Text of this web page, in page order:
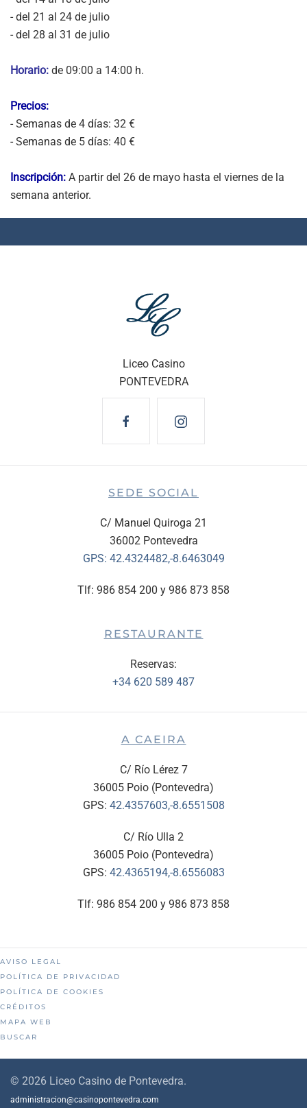
- del 21 al 24 de julio
- del 28 al 31 de julio
Horario: de 09:00 a 14:00 h.
Precios:
- Semanas de 4 días: 32 €
- Semanas de 5 días: 40 €
Inscripción: A partir del 26 de mayo hasta el viernes de la
semana anterior.
Liceo Casino
PONTEVEDRA
SEDE SOCIAL
C/ Manuel Quiroga 21
36002 Pontevedra
GPS: 42.4324482,-8.6463049
Tlf: 986 854 200 y 986 873 858
RESTAURANTE
Reservas:
+34 620 589 487
A CAEIRA
C/ Río Lérez 7
36005 Poio (Pontevedra)
GPS: 42.4357603,-8.6551508
C/ Río Ulla 2
36005 Poio (Pontevedra)
GPS: 42.4365194,-8.6556083
Tlf: 986 854 200 y 986 873 858
AVISO LEGAL
POLÍTICA DE PRIVACIDAD
POLÍTICA DE COOKIES
CRÉDITOS
MAPA WEB
BUSCAR
© 2026 Liceo Casino de Pontevedra.
administracion@casinopontevedra.com